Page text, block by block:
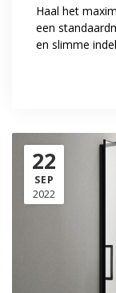
Haal het
een
en slimme
22
SEP
2022